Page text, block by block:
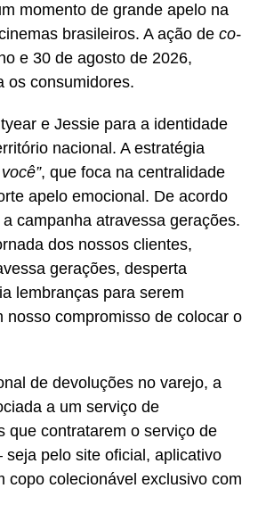
momento de grande apelo na
brasileiros. A ação de co-
e 30 de agosto de 2026,
os consumidores.
e Jessie para a identidade
nacional. A estratégia
, que foca na centralidade
apelo emocional. De acordo
campanha atravessa gerações.
dos nossos clientes,
gerações, desperta
lembranças para serem
compromisso de colocar o
de devoluções no varejo, a
a um serviço de
que contratarem o serviço de
pelo site oficial, aplicativo
colecionável exclusivo com